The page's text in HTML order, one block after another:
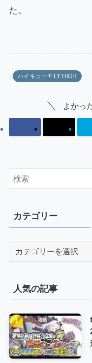
た。
ハイキュー!!FLY HIGH
よかっ
カテゴリー
ー
人気の記事